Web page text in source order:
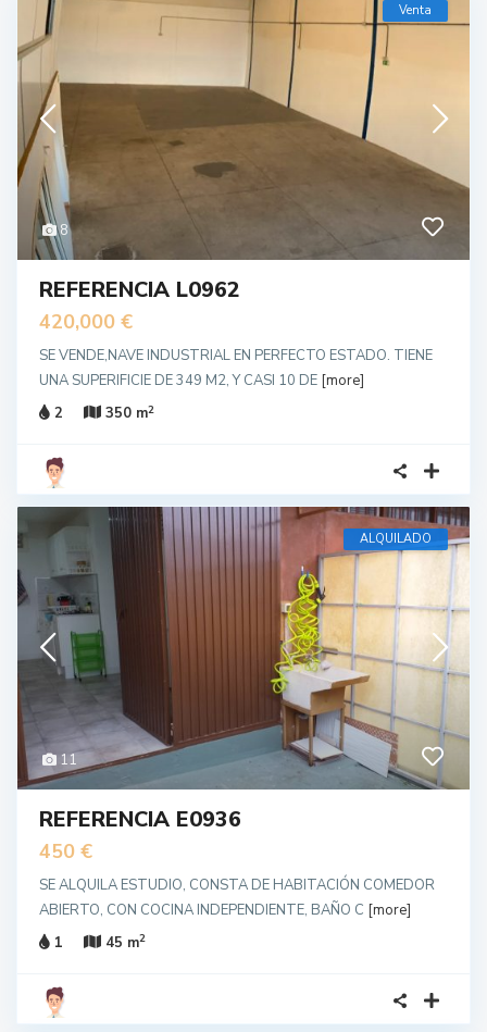
8
Venta
REFERENCIA L0962
420,000 €
SE VENDE,NAVE INDUSTRIAL EN PERFECTO ESTADO. TIENE
UNA SUPERIFICIE DE 349 M2, Y CASI 10 DE [more]
2
350 m2
11
ALQUILADO
REFERENCIA E0936
450 €
SE ALQUILA ESTUDIO, CONSTA DE HABITACIÓN COMEDOR
ABIERTO, CON COCINA INDEPENDIENTE, BAÑO C [more]
1
45 m2